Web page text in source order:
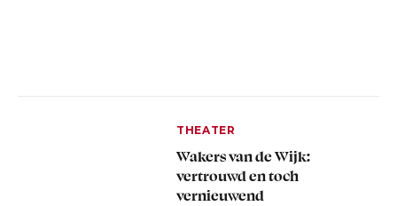
THEATER
Wakers van de Wijk:
vertrouwd en toch
vernieuwend